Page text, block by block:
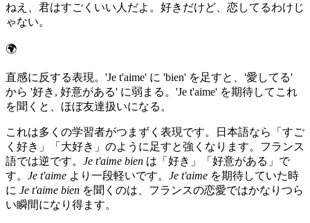
ねえ、君はすごくいい人だよ。好きだけど、恋してるわけじ
ゃない。
🌍
直感に反する表現。'Je t'aime' に 'bien' を足すと、'愛してる'
から '好き, 好意がある' に弱まる。'Je t'aime' を期待してこれ
を聞くと、ほぼ友達扱いになる。
これは多くの学習者がつまずく表現です。日本語なら「すご
く好き」「大好き」のように足すと強くなります。フランス
語では逆です。 Je t'aime bien は「好き」「好意がある」で
す。 Je t'aime より一段軽いです。 Je t'aime を期待していた時
に Je t'aime bien を聞くのは、フランスの恋愛ではかなりつら
い瞬間になり得ます。